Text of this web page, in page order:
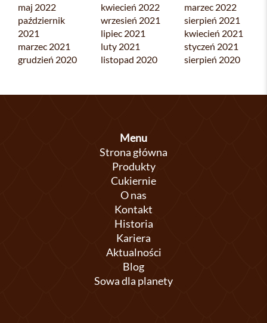
maj 2022
kwiecień 2022
marzec 2022
październik
2021
wrzesień 2021
sierpień 2021
lipiec 2021
kwiecień 2021
marzec 2021
luty 2021
styczeń 2021
grudzień 2020
listopad 2020 sierpień 2020
Menu
Strona główna
Produkty
Cukiernie
O nas
Kontakt
Historia
Kariera
Aktualności
Blog
Sowa dla planety